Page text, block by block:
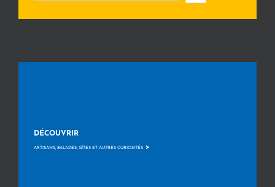
DÉCOUVRIR
ARTISANS, BALADES, GÎTES ET AUTRES CURIOSITÉS >